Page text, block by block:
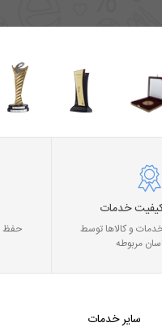
خدمات
و کالاها توسط
مربوطه
حفظ
سایر خدمات